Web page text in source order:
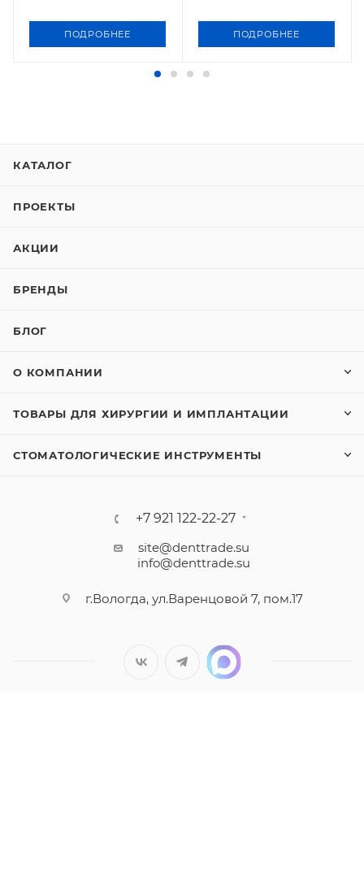
ПОДРОБНЕЕ ПОДРОБНЕЕ
КАТАЛОГ
ПРОЕКТЫ
АКЦИИ
БРЕНДЫ
БЛОГ
О КОМПАНИИ
ТОВАРЫ ДЛЯ ХИРУРГИИ И ИМПЛАНТАЦИИ
СТОМАТОЛОГИЧЕСКИЕ ИНСТРУМЕНТЫ
+7 921 122-22-27
site@denttrade.su
info@denttrade.su
г.Вологда, ул.Варенцовой 7, пом.17